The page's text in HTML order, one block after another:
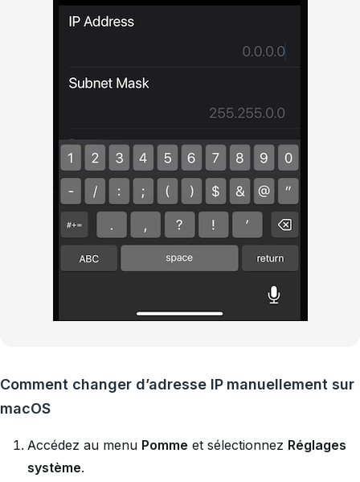
Comment changer d’adresse IP manuellement sur
macOS
Accédez au menu Pomme et sélectionnez Réglages
système.